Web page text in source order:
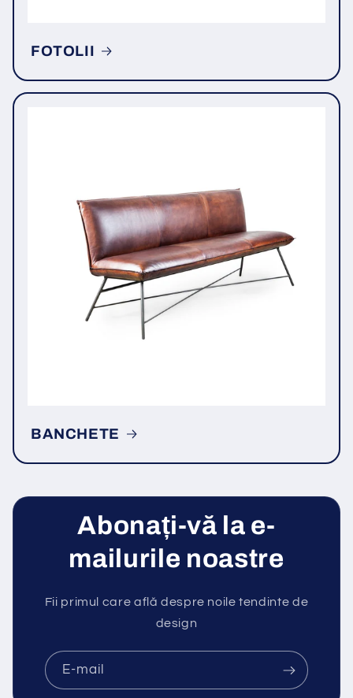
FOTOLII
BANCHETE
Abonați-vă la e-
mailurile noastre
Fii primul care află despre noile tendinte de
design
E-mail